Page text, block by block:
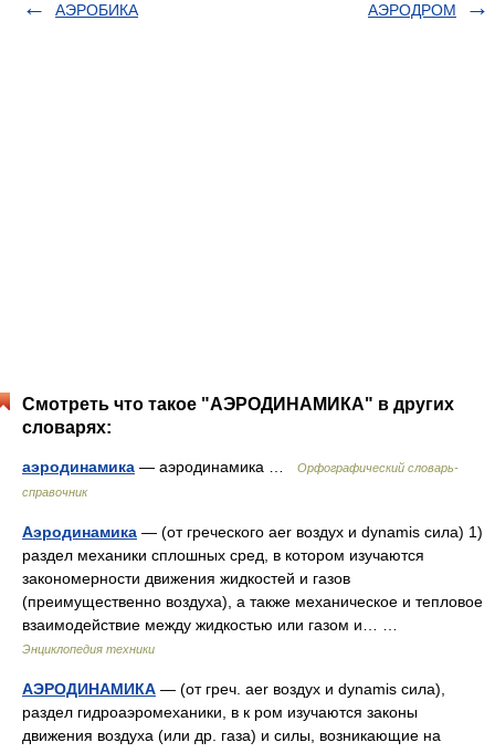
АЭРОБИКА
АЭРОДРОМ
Смотреть что такое "АЭРОДИНАМИКА" в других
словарях:
аэродинамика — аэродинамика …
Орфографический словарь-
справочник
Аэродинамика — (от греческого аer воздух и dynamis сила) 1)
раздел механики сплошных сред, в котором изучаются
закономерности движения жидкостей и газов
(преимущественно воздуха), а также механическое и тепловое
взаимодействие между жидкостью или газом и… …
Энциклопедия техники
АЭРОДИНАМИКА — (от греч. aer воздух и dynamis сила),
раздел гидроаэромеханики, в к ром изучаются законы
движения воздуха (или др. газа) и силы, возникающие на